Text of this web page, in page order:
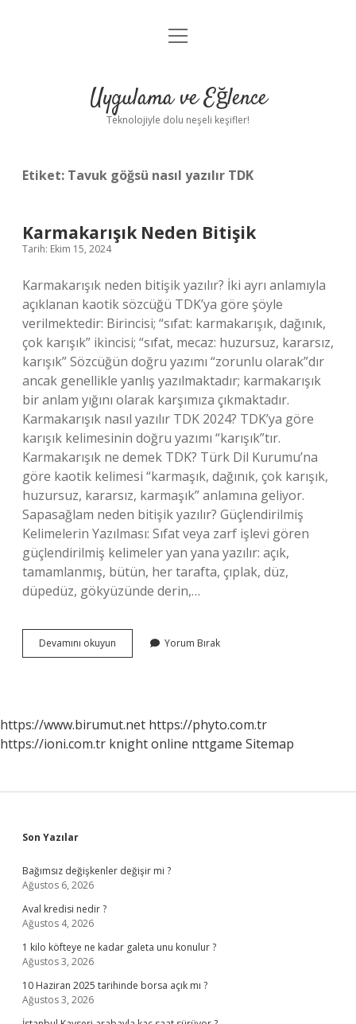
Anasayfa
Yasal Uyarı
menüyü
Uygulama ve Eğlence
Teknolojiyle dolu neşeli keşifler!
Etiket: Tavuk göğsü nasıl yazılır TDK
Karmakarışık Neden Bitişik
Tarih: Ekim 15, 2024
Karmakarışık neden bitişik yazılır? İki ayrı anlamıyla
açıklanan kaotik sözcüğü TDK’ya göre şöyle
verilmektedir: Birincisi; “sıfat: karmakarışık, dağınık,
çok karışık” ikincisi; “sıfat, mecaz: huzursuz, kararsız,
karışık” Sözcüğün doğru yazımı “zorunlu olarak”dır
ancak genellikle yanlış yazılmaktadır; karmakarışık
bir anlam yığını olarak karşımıza çıkmaktadır.
Karmakarışık nasıl yazılır TDK 2024? TDK’ya göre
karışık kelimesinin doğru yazımı “karışık”tır.
Karmakarışık ne demek TDK? Türk Dil Kurumu’na
göre kaotik kelimesi “karmaşık, dağınık, çok karışık,
huzursuz, kararsız, karmaşık” anlamına geliyor.
Sapasağlam neden bitişik yazılır? Güçlendirilmiş
Kelimelerin Yazılması: Sıfat veya zarf işlevi gören
güçlendirilmiş kelimeler yan yana yazılır: açık,
tamamlanmış, bütün, her tarafta, çıplak, düz,
düpedüz, gökyüzünde derin,…
Devamını okuyun Karmakarışık
Neden
Yorum Bırak
https://www.birumut.net https://phyto.com.tr
https://ioni.com.tr knight online nttgame Sitemap
Sidebar
Son Yazılar
Bağımsız değişkenler değişir mi ?
Ağustos 6, 2026
Aval kredisi nedir ?
Ağustos 4, 2026
1 kilo köfteye ne kadar galeta unu konulur ?
Ağustos 3, 2026
10 Haziran 2025 tarihinde borsa açık mı ?
Ağustos 3, 2026